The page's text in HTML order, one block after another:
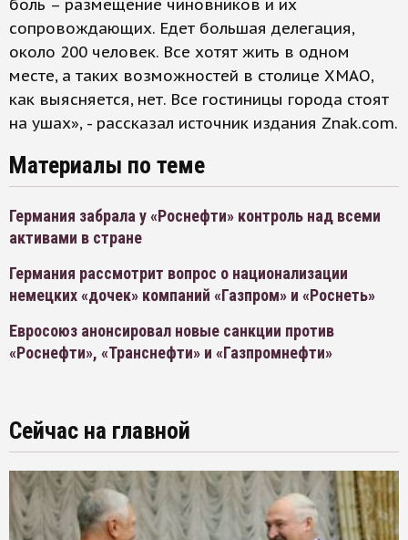
боль – размещение чиновников и их
сопровождающих. Едет большая делегация,
около 200 человек. Все хотят жить в одном
месте, а таких возможностей в столице ХМАО,
как выясняется, нет. Все гостиницы города стоят
на ушах», - рассказал источник издания Znak.com.
Материалы по теме
Германия забрала у «Роснефти» контроль над всеми
активами в стране
Германия рассмотрит вопрос о национализации
немецких «дочек» компаний «Газпром» и «Роснеть»
Евросоюз анонсировал новые санкции против
«Роснефти», «Транснефти» и «Газпромнефти»
Сейчас на главной